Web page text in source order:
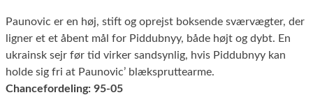
Paunovic er en høj, stift og oprejst boksende sværvægter, der
ligner et et åbent mål for Piddubnyy, både højt og dybt. En
ukrainsk sejr før tid virker sandsynlig, hvis Piddubnyy kan
holde sig fri at Paunovic’ blækspruttearme.
Chancefordeling: 95-05